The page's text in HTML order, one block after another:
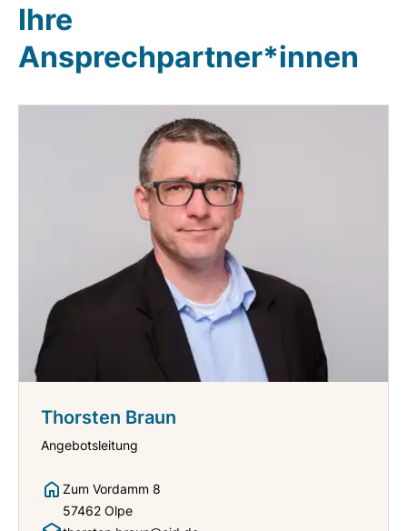
Ihre
Ansprechpartner*innen
Thorsten Braun
Angebotsleitung
Zum Vordamm 8
57462 Olpe